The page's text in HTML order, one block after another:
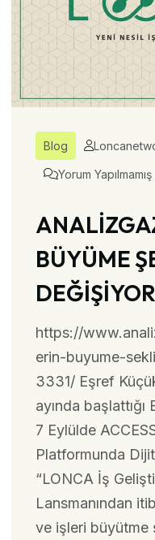
Blog
Yorum Yapılmamış
BÜYÜME
DEĞİŞİYOR
https://
erin-buyume-
3331/ Eşref
ayında
7 Eylülde
Platformunda
“LONCA İş
Lansmanından
ve işleri büyütme